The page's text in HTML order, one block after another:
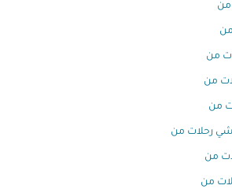
من
من
من
من
رحلات من
من
من